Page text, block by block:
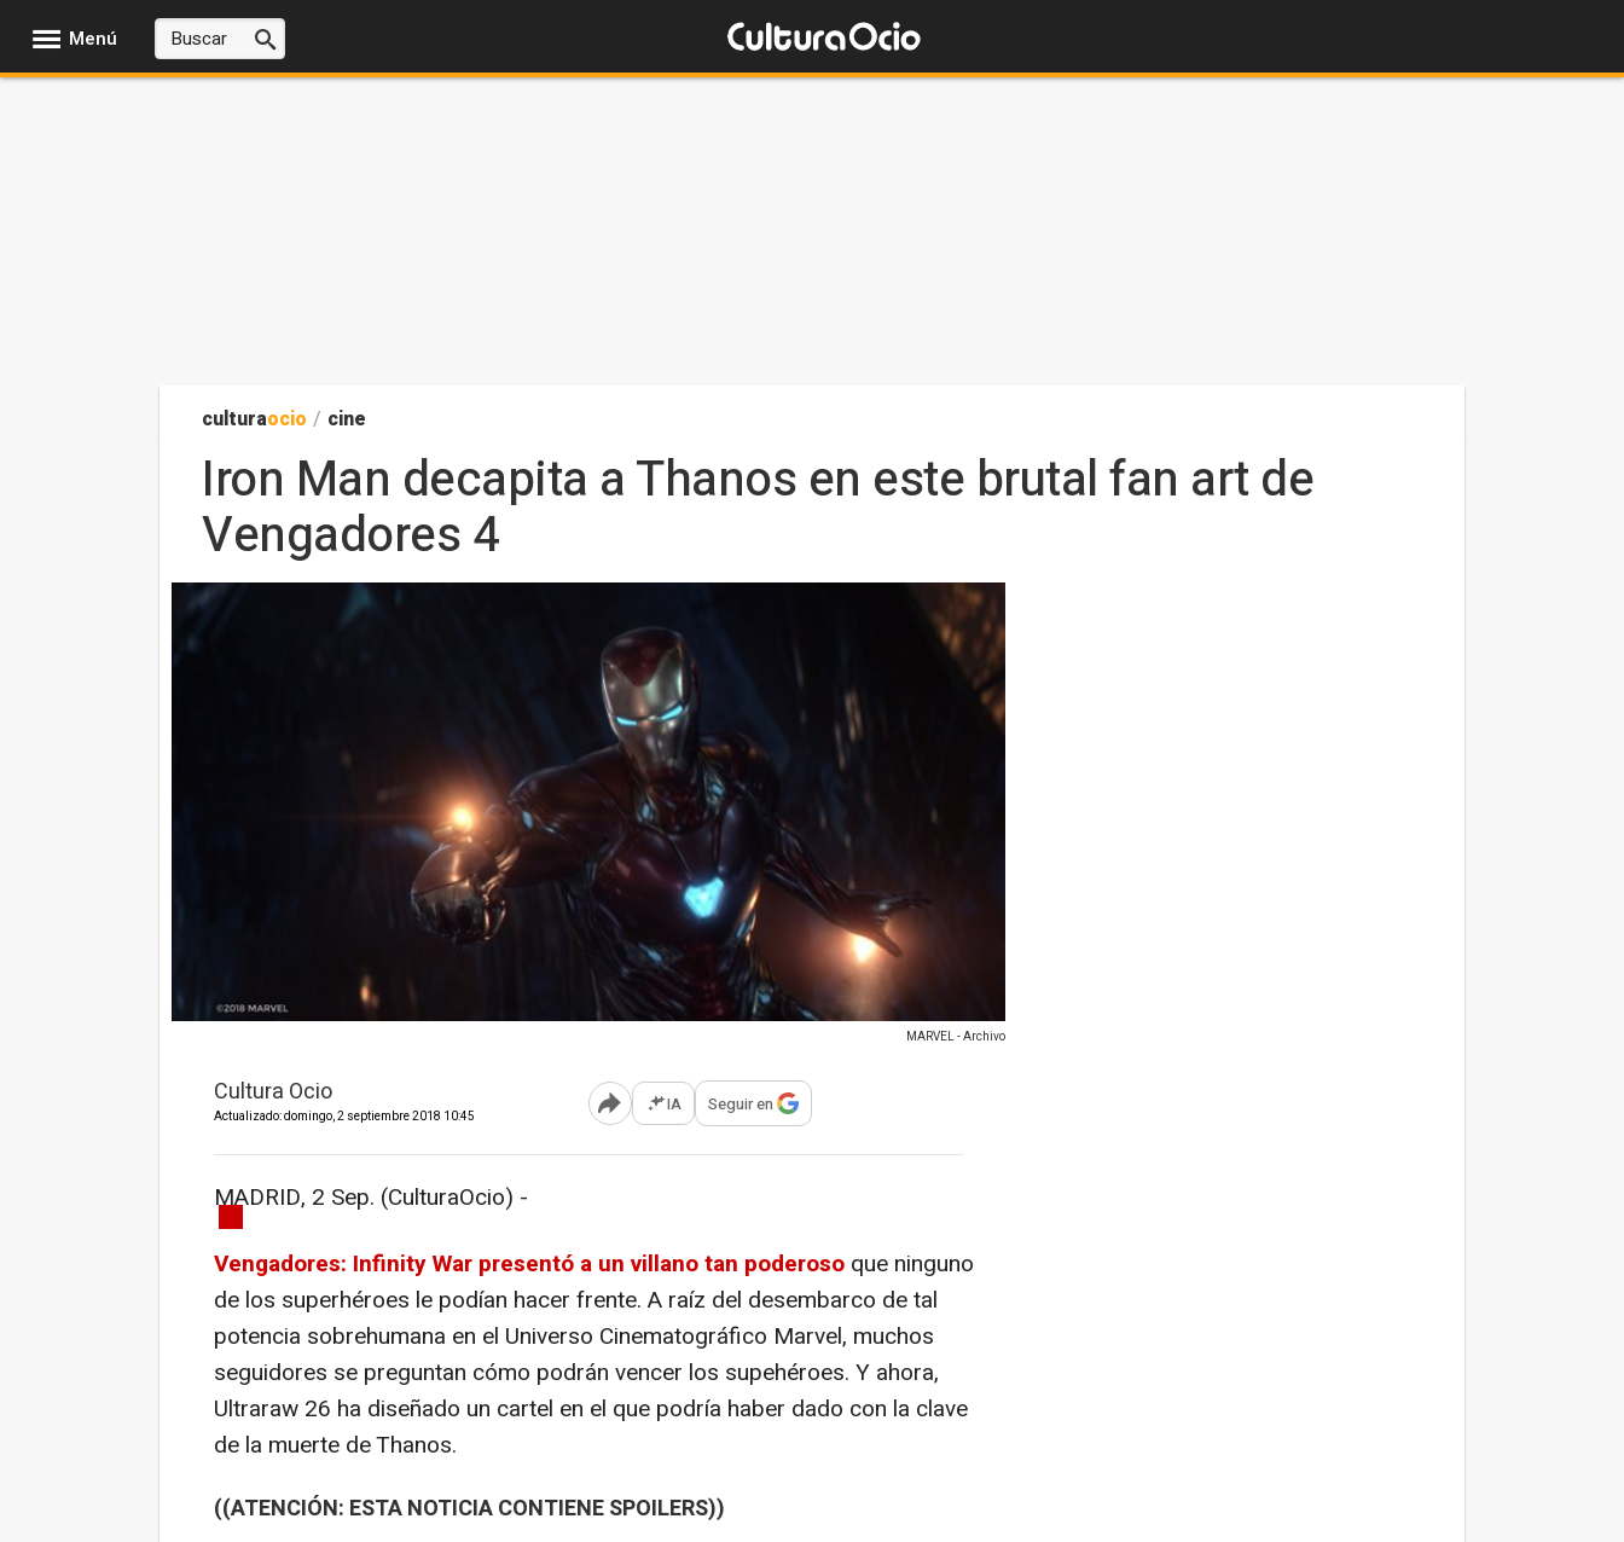
Menú
culturaocio / cine
Iron Man decapita a Thanos en este brutal fan art de
Vengadores 4
MARVEL - Archivo
Cultura Ocio
Actualizado: domingo, 2 septiembre 2018 10:45 Abrir opciones para compartir
IA Seguir en
MADRID, 2 Sep. (CulturaOcio) -
Vengadores: Infinity War presentó a un villano tan poderoso que ninguno
de los superhéroes le podían hacer frente. A raíz del desembarco de tal
potencia sobrehumana en el Universo Cinematográfico Marvel, muchos
seguidores se preguntan cómo podrán vencer los supehéroes. Y ahora,
Ultraraw 26 ha diseñado un cartel en el que podría haber dado con la clave
de la muerte de Thanos.
((ATENCIÓN: ESTA NOTICIA CONTIENE SPOILERS))